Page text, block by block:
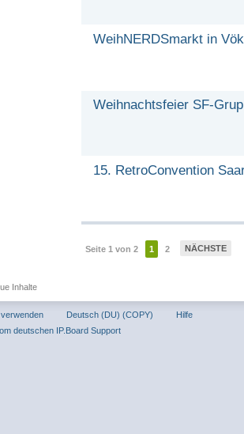
WeihNERDSmarkt in
Weihnachtsfeier SF-
15. RetroConvention
Seite 1 von 2 1 2 NÄCHSTE
Inhalte
Deutsch (DU) (COPY)
Hilfe
deutschen IP.Board Support